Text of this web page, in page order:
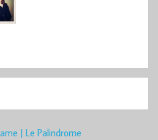
| Le Palindrome